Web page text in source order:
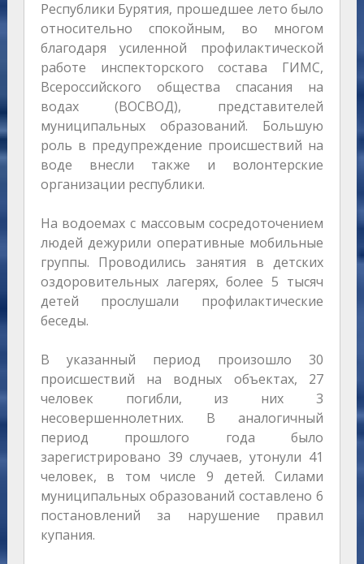
Республики Бурятия, прошедшее лето было
относительно спокойным, во многом
благодаря усиленной профилактической
работе инспекторского состава ГИМС,
Всероссийского общества спасания на
водах (ВОСВОД), представителей
муниципальных образований. Большую
роль в предупреждение происшествий на
воде внесли также и волонтерские
организации республики.
На водоемах с массовым сосредоточением
людей дежурили оперативные мобильные
группы. Проводились занятия в детских
оздоровительных лагерях, более 5 тысяч
детей прослушали профилактические
беседы.
В указанный период произошло 30
происшествий на водных объектах, 27
человек погибли, из них 3
несовершеннолетних. В аналогичный
период прошлого года было
зарегистрировано 39 случаев, утонули 41
человек, в том числе 9 детей. Силами
муниципальных образований составлено 6
постановлений за нарушение правил
купания.